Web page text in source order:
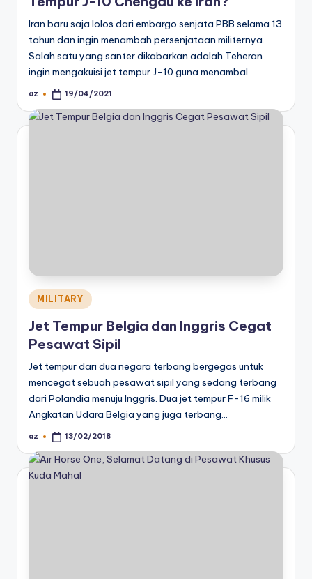
Iran baru saja lolos dari embargo senjata PBB selama 13
tahun dan ingin menambah persenjataan militernya.
Salah satu yang santer dikabarkan adalah Teheran
ingin mengakuisi jet tempur J-10 guna menambal…
Posted
az 19/04/2021
Posted
in
MILITARY
Jet Tempur Belgia dan Inggris Cegat
Pesawat Sipil
Jet tempur dari dua negara terbang bergegas untuk
mencegat sebuah pesawat sipil yang sedang terbang
dari Polandia menuju Inggris. Dua jet tempur F-16 milik
Angkatan Udara Belgia yang juga terbang…
Posted
az 13/02/2018